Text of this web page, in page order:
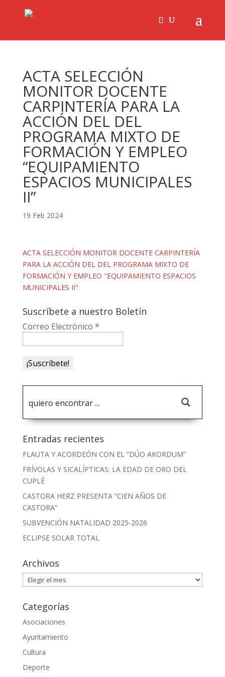
ACTA SELECCIÓN
MONITOR DOCENTE
CARPINTERÍA PARA LA
ACCIÓN DEL DEL
PROGRAMA MIXTO DE
FORMACIÓN Y EMPLEO
“EQUIPAMIENTO
ESPACIOS MUNICIPALES
II”
19 Feb 2024
ACTA SELECCIÓN MONITOR DOCENTE CARPINTERÍA
PARA LA ACCIÓN DEL DEL PROGRAMA MIXTO DE
FORMACIÓN Y EMPLEO "EQUIPAMIENTO ESPACIOS
MUNICIPALES II"
Suscríbete a nuestro Boletín
Correo Electrónico *
Entradas recientes
FLAUTA Y ACORDEÓN CON EL “DÚO AKORDUM”
FRÍVOLAS Y SICALÍPTICAS: LA EDAD DE ORO DEL
CUPLÉ
CASTORA HERZ PRESENTA “CIEN AÑOS DE
CASTORA”
SUBVENCIÓN NATALIDAD 2025-2026
ECLIPSE SOLAR TOTAL
Archivos
Archivos
Categorías
Asociaciones
Ayuntamiento
Cultura
Deporte